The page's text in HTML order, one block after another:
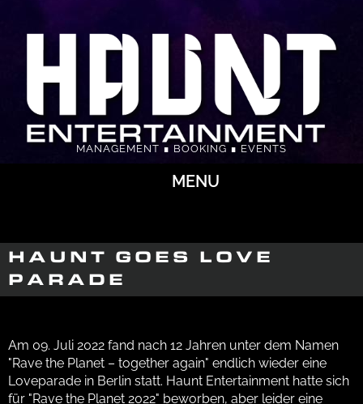
MENU
MANAGEMENT ∎ BOOKING ∎ EVENTS
HAUNT GOES LOVE
PARADE
Am 09. Juli 2022 fand nach 12 Jahren unter dem Namen
"Rave the Planet – together again" endlich wieder eine
Loveparade in Berlin statt. Haunt Entertainment hatte sich
für "Rave the Planet 2022" beworben, aber leider eine